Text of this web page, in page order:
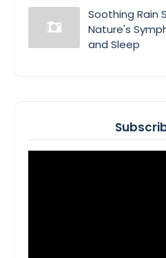
Soothing Rain
Nature's
and Sleep